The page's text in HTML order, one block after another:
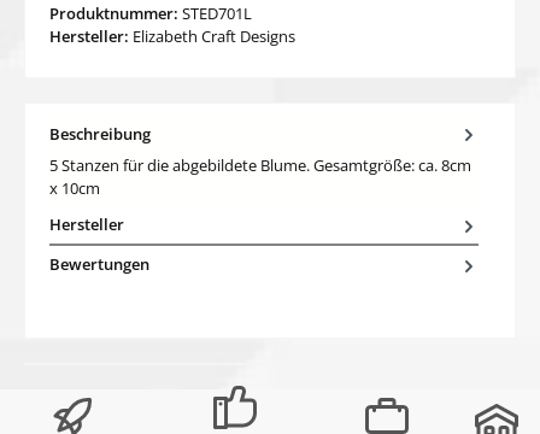
Produktnummer: STED701L
Hersteller: Elizabeth Craft Designs
Beschreibung
5 Stanzen für die abgebildete Blume. Gesamtgröße: ca. 8cm
x 10cm
Hersteller
Bewertungen